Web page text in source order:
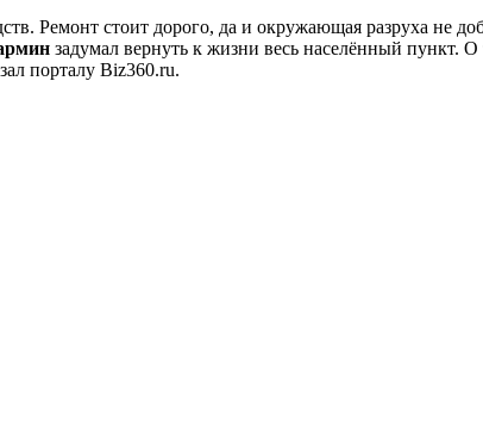
Ремонт стоит дорого, да и окружающая разруха не
задумал вернуть к жизни весь населённый пункт. О
порталу Biz360.ru.